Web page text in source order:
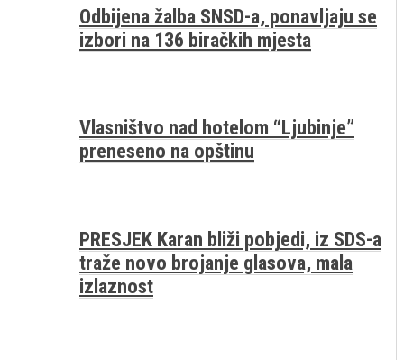
Odbijena žalba SNSD-a, ponavljaju se
izbori na 136 biračkih mjesta
Vlasništvo nad hotelom “Ljubinje”
preneseno na opštinu
PRESJEK Karan bliži pobjedi, iz SDS-a
traže novo brojanje glasova, mala
izlaznost